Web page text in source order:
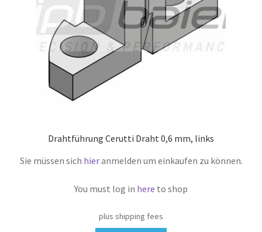
Drahtführung Cerutti Draht 0,6 mm, links
Sie müssen sich hieranmelden um einkaufen zu können.
You must log in here to shop
plus shipping fees